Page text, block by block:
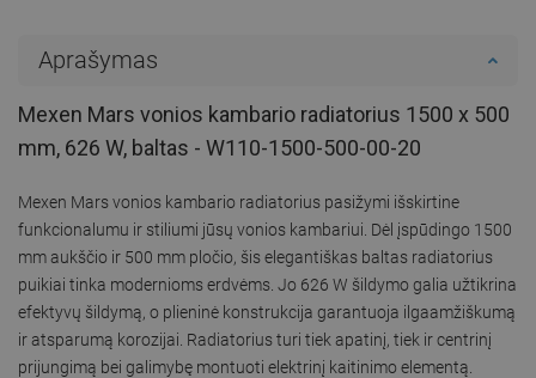
Aprašymas
Mexen Mars vonios kambario radiatorius 1500 x 500
mm, 626 W, baltas - W110-1500-500-00-20
Mexen Mars vonios kambario radiatorius pasižymi išskirtine
funkcionalumu ir stiliumi jūsų vonios kambariui. Dėl įspūdingo 1500
mm aukščio ir 500 mm pločio, šis elegantiškas baltas radiatorius
puikiai tinka modernioms erdvėms. Jo 626 W šildymo galia užtikrina
efektyvų šildymą, o plieninė konstrukcija garantuoja ilgaamžiškumą
ir atsparumą korozijai. Radiatorius turi tiek apatinį, tiek ir centrinį
prijungimą bei galimybę montuoti elektrinį kaitinimo elementą.